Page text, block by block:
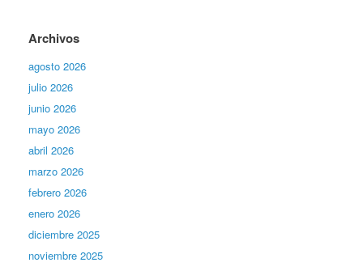
Archivos
agosto 2026
julio 2026
junio 2026
mayo 2026
abril 2026
marzo 2026
febrero 2026
enero 2026
diciembre 2025
noviembre 2025